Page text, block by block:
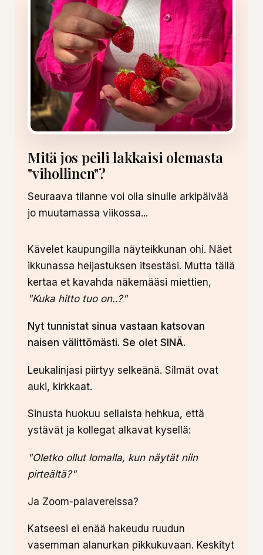
Mitä jos peili lakkaisi olemasta
"vihollinen"?
Seuraava tilanne voi olla sinulle arkipäivää
jo muutamassa viikossa...
Kävelet kaupungilla näyteikkunan ohi. Näet
ikkunassa heijastuksen itsestäsi. Mutta tällä
kertaa et kavahda näkemääsi miettien,
"Kuka hitto tuo on..?"
Nyt tunnistat sinua vastaan katsovan
naisen välittömästi. Se olet SINÄ.
Leukalinjasi piirtyy selkeänä. Silmät ovat
auki, kirkkaat.
Sinusta huokuu sellaista hehkua, että
ystävät ja kollegat alkavat kysellä:
"Oletko ollut lomalla, kun näytät niin
pirteältä?"
Ja Zoom-palavereissa?
Katseesi ei enää hakeudu ruudun
vasemman alanurkan pikkukuvaan. Keskityt